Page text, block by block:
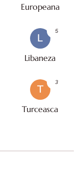
Europeana
L
Libaneza
5
T
Turceasca
3